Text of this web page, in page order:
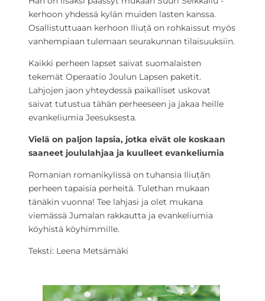
kerhoon yhdessä kylän muiden lasten kanssa.
Osallistuttuaan kerhoon Iliuță on rohkaissut myös
vanhempiaan tulemaan seurakunnan tilaisuuksiin.
Kaikki perheen lapset saivat suomalaisten
tekemät Operaatio Joulun Lapsen paketit.
Lahjojen jaon yhteydessä paikalliset uskovat
saivat tutustua tähän perheeseen ja jakaa heille
evankeliumia Jeesuksesta.
Vielä on paljon lapsia, jotka eivät ole koskaan
saaneet joululahjaa ja kuulleet evankeliumia
Romanian romanikylissä on tuhansia Iliuțăn
perheen tapaisia perheitä. Tulethan mukaan
tänäkin vuonna! Tee lahjasi ja olet mukana
viemässä Jumalan rakkautta ja evankeliumia
köyhistä köyhimmille.
Teksti: Leena Metsämäki